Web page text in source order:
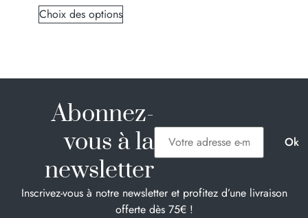
Choix des options
Abonnez-
vous à la
newsletter
Inscrivez-vous à notre newsletter et profitez d’une livraison
offerte dès 75€ !